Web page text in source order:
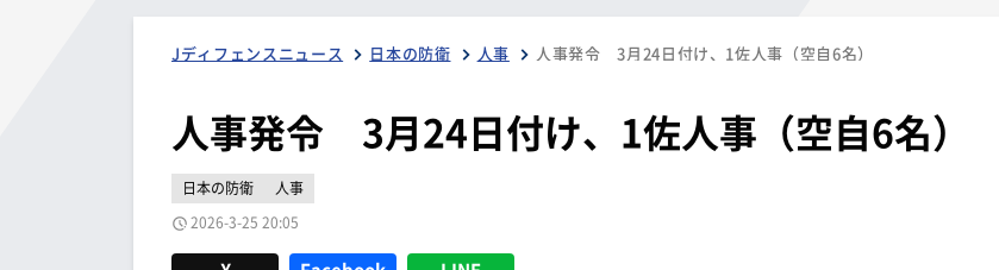
Jディフェンスニュース 日本の防衛 人事 人事発令 3月24日付け、1佐人事（空自6名）
人事発令 3月24日付け、1佐人事（空自6名）
日本の防衛
人事
2026-3-25 20:05